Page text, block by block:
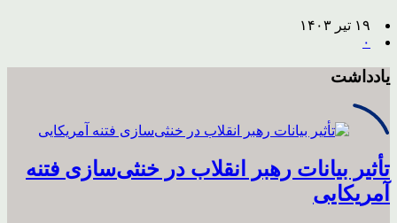
۱۹ تیر ۱۴۰۳
۰
یادداشت
تأثیر بیانات رهبر انقلاب در خنثی‌سازی فتنه
آمریکایی